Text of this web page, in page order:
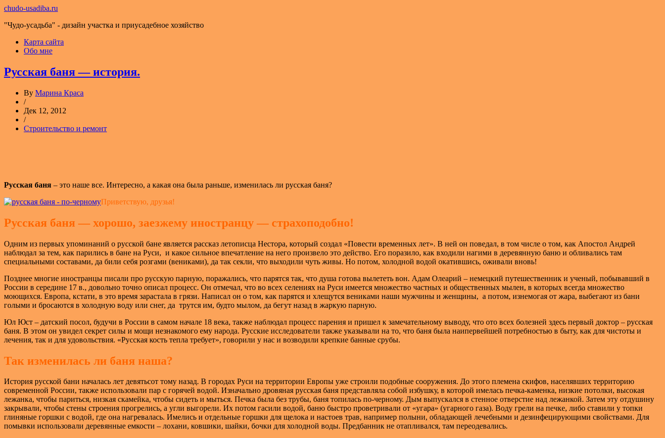
chudo-usadiba.ru
"Чудо-усадьба" - дизайн участка и приусадебное хозяйство
Карта сайта
Обо мне
Русская баня — история.
By Марина Краса
/
Дек 12, 2012
/
Строительство и ремонт
Русская баня – это наше все. Интересно, а какая она была раньше, изменилась ли русская баня?
Приветствую, друзья!
Русская баня — хорошо, заезжему иностранцу — страхоподобно!
Одним из первых упоминаний о русской бане является рассказ летописца Нестора, который создал «Повести временных лет». В ней он поведал, в том числе о том, как Апостол Андрей
наблюдал за тем, как парились в бане на Руси, и какое сильное впечатление на него произвело это действо. Его поразило, как входили нагими в деревянную баню и обливались там
специальными составами, да били себя розгами (вениками), да так секли, что выходили чуть живы. Но потом, холодной водой окатившись, оживали вновь!
Позднее многие иностранцы писали про русскую парную, поражались, что парятся так, что душа готова вылететь вон. Адам Олеарий – немецкий путешественник и ученый, побывавший в
России в середине 17 в., довольно точно описал процесс. Он отмечал, что во всех селениях на Руси имеется множество частных и общественных мылен, в которых всегда множество
моющихся. Европа, кстати, в это время зарастала в грязи. Написал он о том, как парятся и хлещутся вениками наши мужчины и женщины, а потом, изнемогая от жара, выбегают из бани
голыми и бросаются в холодную воду или снег, да трутся им, будто мылом, да бегут назад в жаркую парную.
Юл Юст – датский посол, будучи в России в самом начале 18 века, также наблюдал процесс парения и пришел к замечательному выводу, что ото всех болезней здесь первый доктор – русская
баня. В этом он увидел секрет силы и мощи незнакомого ему народа. Русские исследователи также указывали на то, что баня была наипервейшей потребностью в быту, как для чистоты и
лечения, так и для удовольствия. «Русская кость тепла требует», говорили у нас и возводили крепкие банные срубы.
Так изменилась ли баня наша?
История русской бани началась лет девятьсот тому назад. В городах Руси на территории Европы уже строили подобные сооружения. До этого племена скифов, населявших территорию
современной России, также использовали пар с горячей водой. Изначально дровяная русская баня представляла собой избушку, в которой имелась печка-каменка, низкие потолки, высокая
лежанка, чтобы париться, низкая скамейка, чтобы сидеть и мыться. Печка была без трубы, баня топилась по-черному. Дым выпускался в стенное отверстие над лежанкой. Затем эту отдушину
закрывали, чтобы стены строения прогрелись, а угли выгорели. Их потом гасили водой, баню быстро проветривали от «угара» (угарного газа). Воду грели на печке, либо ставили у топки
глиняные горшки с водой, где она нагревалась. Имелись и отдельные горшки для щелока и настоев трав, например полыни, обладающей лечебными и дезинфецирующими свойствами. Для
помывки использовали деревянные емкости – лохани, ковшики, шайки, бочки для холодной воды. Предбанник не отапливался, там переодевались.